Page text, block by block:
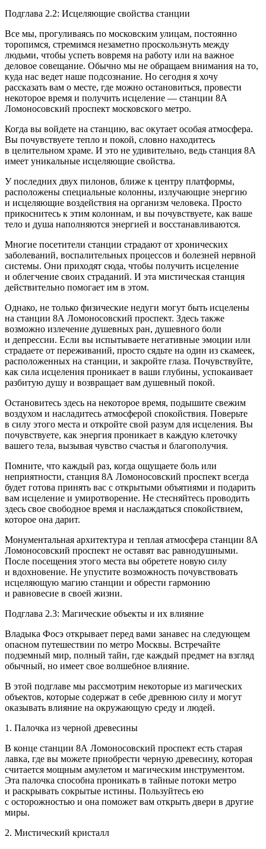
Подглава 2.2: Исцеляющие свойства станции
Все мы, прогуливаясь по московским улицам, постоянно
торопимся, стремимся незаметно проскользнуть между
людьми, чтобы успеть вовремя на работу или на важное
деловое совещание. Обычно мы не обращаем внимания на то,
куда нас ведет наше подсознание. Но сегодня я хочу
рассказать вам о месте, где можно остановиться, провести
некоторое время и получить исцеление — станции 8А
Ломоносовский проспект московского метро.
Когда вы войдете на станцию, вас окутает особая атмосфера.
Вы почувствуете тепло и покой, словно находитесь
в целительном храме. И это не удивительно, ведь станция 8А
имеет уникальные исцеляющие свойства.
У последних двух пилонов, ближе к центру платформы,
расположены специальные колонны, излучающие энергию
и исцеляющие воздействия на организм человека. Просто
прикоснитесь к этим колоннам, и вы почувствуете, как ваше
тело и душа наполняются энергией и восстанавливаются.
Многие посетители станции страдают от хронических
заболеваний, воспалительных процессов и болезней нервной
системы. Они приходят сюда, чтобы получить исцеление
и облегчение своих страданий. И эта мистическая станция
действительно помогает им в этом.
Однако, не только физические недуги могут быть исцелены
на станции 8А Ломоносовский проспект. Здесь также
возможно излечение душевных ран, душевного боли
и депрессии. Если вы испытываете негативные эмоции или
страдаете от переживаний, просто сядьте на один из скамеек,
расположенных на станции, и закройте глаза. Почувствуйте,
как сила исцеления проникает в ваши глубины, успокаивает
разбитую душу и возвращает вам душевный покой.
Остановитесь здесь на некоторое время, подышите свежим
воздухом и насладитесь атмосферой спокойствия. Поверьте
в силу этого места и откройте свой разум для исцеления. Вы
почувствуете, как энергия проникает в каждую клеточку
вашего тела, вызывая чувство счастья и благополучия.
Помните, что каждый раз, когда ощущаете боль или
неприятности, станция 8А Ломоносовский проспект всегда
будет готова принять вас с открытыми объятиями и подарить
вам исцеление и умиротворение. Не стесняйтесь проводить
здесь свое свободное время и наслаждаться спокойствием,
которое она дарит.
Монументальная архитектура и теплая атмосфера станции 8А
Ломоносовский проспект не оставят вас равнодушными.
После посещения этого места вы обретете новую силу
и вдохновение. Не упустите возможность почувствовать
исцеляющую магию станции и обрести гармонию
и равновесие в своей жизни.
Подглава 2.3: Магические объекты и их влияние
Владыка Фосэ открывает перед вами занавес на следующем
опасном путешествии по метро Москвы. Встречайте
подземный мир, полный тайн, где каждый предмет на взгляд
обычный, но имеет свое волшебное влияние.
В этой подглаве мы рассмотрим некоторые из магических
объектов, которые содержат в себе древнюю силу и могут
оказывать влияние на окружающую среду и людей.
1. Палочка из черной древесины
В конце станции 8А Ломоносовский проспект есть старая
лавка, где вы можете приобрести черную древесину, которая
считается мощным амулетом и магическим инструментом.
Эта палочка способна проникать в тайные потоки метро
и раскрывать сокрытые истины. Пользуйтесь ею
с осторожностью и она поможет вам открыть двери в другие
миры.
2. Мистический кристалл